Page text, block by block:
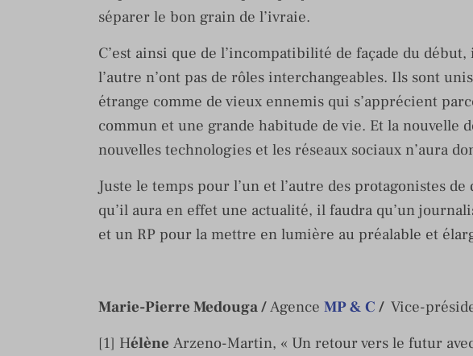
séparer le bon grain de l’ivraie.
C’est ainsi que de l’incompatibilité de façade du
l’autre n’ont pas de rôles interchangeables. Ils sont
étrange comme de vieux ennemis qui s’apprécient
commun et une grande habitude de vie. Et la nouvelle
nouvelles technologies et les réseaux sociaux n’aura
Juste le temps pour l’un et l’autre des protagonistes
qu’il aura en effet une actualité, il faudra qu’un
et un RP pour la mettre en lumière au préalable et
Marie-Pierre Medouga /Agence MP & C / Vice-
[1] Hélène Arzeno-Martin, « Un retour vers le futur